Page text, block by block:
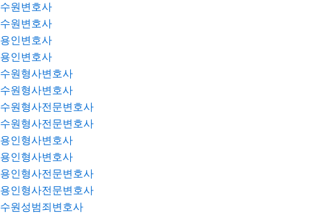
수원변호사
수원변호사
용인변호사
용인변호사
수원형사변호사
수원형사변호사
수원형사전문변호사
수원형사전문변호사
용인형사변호사
용인형사변호사
용인형사전문변호사
용인형사전문변호사
수원성범죄변호사